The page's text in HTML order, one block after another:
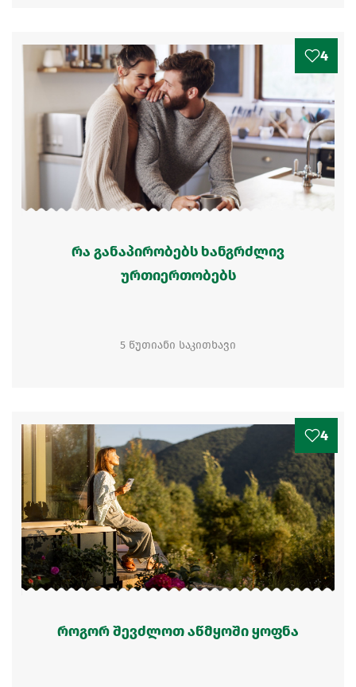
4
რა განაპირობებს ხანგრძლივ
ურთიერთობებს
5 წუთიანი საკითხავი
4
როგორ შევძლოთ აწმყოში ყოფნა